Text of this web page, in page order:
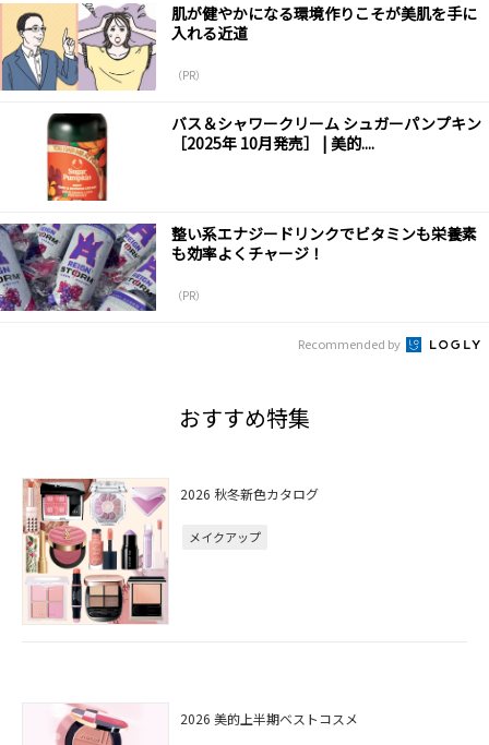
肌が健やかになる環境作りこそが美肌を手に
入れる近道
（PR）
バス＆シャワークリーム シュガーパンプキン
［2025年 10月発売］ | 美的....
整い系エナジードリンクでビタミンも栄養素
も効率よくチャージ！
（PR）
Recommended by
おすすめ特集
2026 秋冬新色カタログ
メイクアップ
2026 美的上半期ベストコスメ